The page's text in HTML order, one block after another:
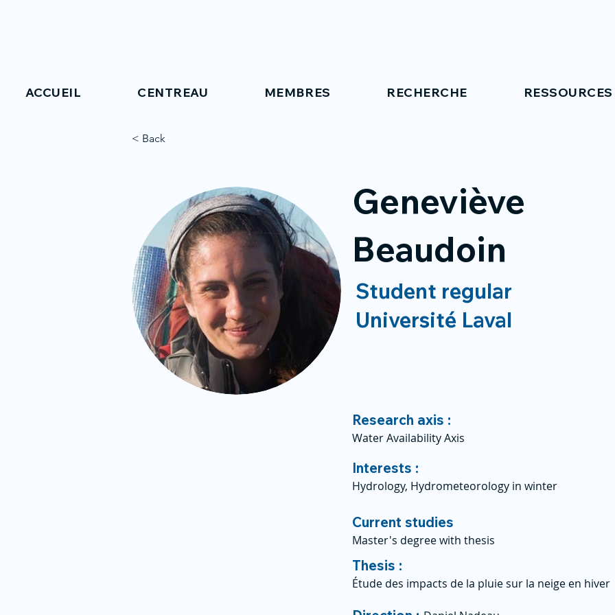
ACCUEIL CENTREAU MEMBRES RECHERCHE RESSOURCES
< Back
Geneviève
Beaudoin
Student regular
Université Laval
Research axis :
Water Availability Axis
Interests :
Hydrology, Hydrometeorology in winter
Current studies
Master's degree with thesis
Thesis :
Étude des impacts de la pluie sur la neige en hiver